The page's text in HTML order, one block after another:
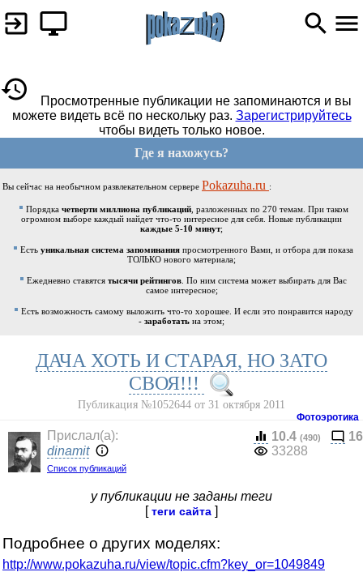
Просмотренные публикации не запоминаются и вы
можете видеть всё по нескольку раз. Зарегистрируйтесь
чтобы видеть только новое.
Где я нахожусь?
Вы сейчас на необычном развлекательном сервере Pokazuha.ru :
Порядка четверти миллиона публикаций, разложенных по 270 темам. При таком
огромном выборе каждый найдет что-то интересное для себя. Новые публикации
каждые 5-10 минут;
Есть уникальная система запоминания просмотренного Вами, и отбора для показа
ТОЛЬКО нового материала;
Ежедневно ставятся тысячи рейтингов . По ним система может выбирать для Вас
самое интересное;
Есть возможность самому выложить что-то хорошее. И если это понравится народу
- заработать на этом;
ДАЧА ХОТЬ И СТАРАЯ, НО ЗАТО
СВОЯ!!!
Публикация №1052644 от 31 октября 2011
Фотоэротика
Прислал(a):
dinamit
Список публикаций
10.4 (490)
16
33288
у публикации не заданы теги
[теги сайта ]
Подробнее о других моделях:
http://www.pokazuha.ru/view/topic.cfm?key_or=1049849